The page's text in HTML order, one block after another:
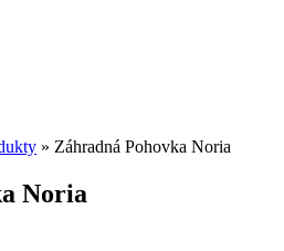
» Záhradná Pohovka Noria
Noria